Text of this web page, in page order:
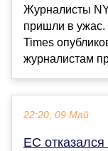
Журналисты
пришли в ужас.
Times
журналистам
22:20, 09 Май
ЕС